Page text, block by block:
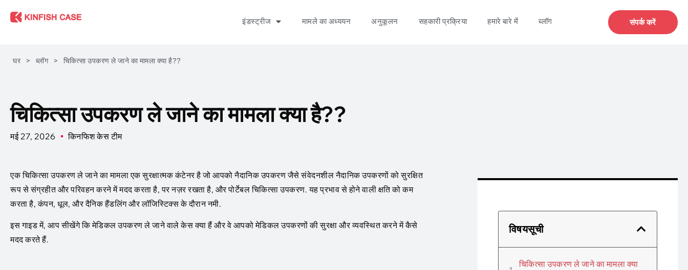
इंडस्ट्रीज मामले का अध्ययन अनुकूलन सहकारी प्रक्रिया हमारे बारे में ब्लॉग संपर्क करें
घर > ब्लॉग > चिकित्सा उपकरण ले जाने का मामला क्या है??
चिकित्सा उपकरण ले जाने का मामला क्या है??
मई 27, 2026 किनफिश केस टीम
एक चिकित्सा उपकरण ले जाने का मामला एक सुरक्षात्मक कंटेनर है जो आपको नैदानिक ​​​​उपकरण जैसे संवेदनशील नैदानिक ​​​​उपकरणों को सुरक्षित
रूप से संग्रहीत और परिवहन करने में मदद करता है, पर नज़र रखता है, और पोर्टेबल चिकित्सा उपकरण. यह प्रभाव से होने वाली क्षति को कम
करता है, कंपन, धूल, और दैनिक हैंडलिंग और लॉजिस्टिक्स के दौरान नमी.
इस गाइड में, आप सीखेंगे कि मेडिकल उपकरण ले जाने वाले केस क्या हैं और वे आपको मेडिकल उपकरणों की सुरक्षा और व्यवस्थित करने में कैसे
मदद करते हैं.
विषयसूची
चिकित्सा उपकरण ले जाने का मामला क्या